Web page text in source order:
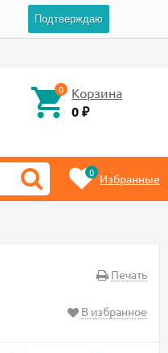
Подтверждаю
0 Корзина
0₽
0 Избранные
Печать
В избранное